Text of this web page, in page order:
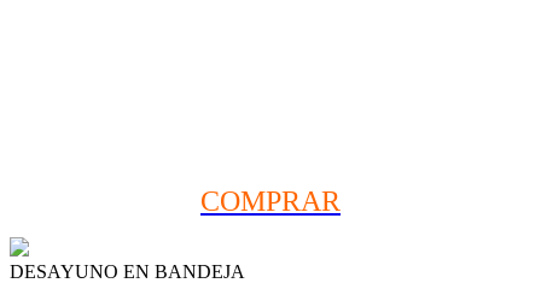
COMPRAR
DESAYUNO EN BANDEJA